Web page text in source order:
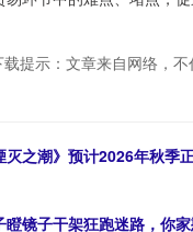
提示：文章来自网络，不
灭之潮》预计2026年秋季
瞪镜子干架狂跑迷路，你